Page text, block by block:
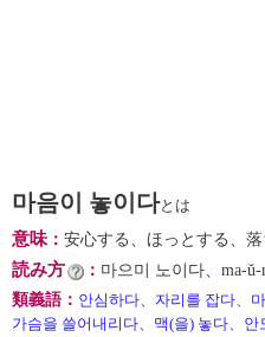
마음이 놓이다とは
意味： 安心する、ほっとする、落
読み方 ： 마으미 노이다、ma-
類義語 ： 안심하다、 자리를 잡다、
가슴을 쓸어내리다、 맥(을) 놓다、 안